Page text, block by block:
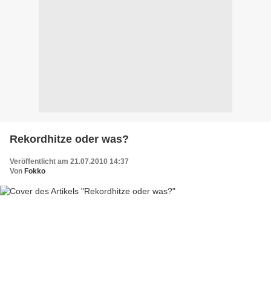
Rekordhitze oder was?
Veröffentlicht am 21.07.2010 14:37
Von Fokko